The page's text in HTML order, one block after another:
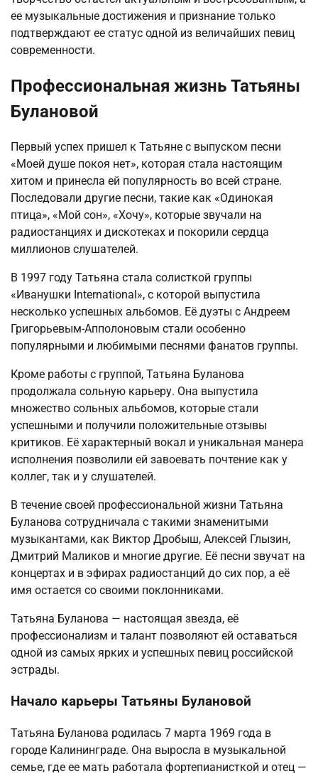
ее музыкальные достижения и признание только
подтверждают ее статус одной из величайших певиц
современности.
Профессиональная жизнь Татьяны
Булановой
Первый успех пришел к Татьяне с выпуском песни
«Моей душе покоя нет», которая стала настоящим
хитом и принесла ей популярность во всей стране.
Последовали другие песни, такие как «Одинокая
птица», «Мой сон», «Хочу», которые звучали на
радиостанциях и дискотеках и покорили сердца
миллионов слушателей.
В 1997 году Татьяна стала солисткой группы
«Иванушки International», с которой выпустила
несколько успешных альбомов. Её дуэты с Андреем
Григорьевым-Апполоновым стали особенно
популярными и любимыми песнями фанатов группы.
Кроме работы с группой, Татьяна Буланова
продолжала сольную карьеру. Она выпустила
множество сольных альбомов, которые стали
успешными и получили положительные отзывы
критиков. Её характерный вокал и уникальная манера
исполнения позволили ей завоевать почтение как у
коллег, так и у слушателей.
В течение своей профессиональной жизни Татьяна
Буланова сотрудничала с такими знаменитыми
музыкантами, как Виктор Дробыш, Алексей Глызин,
Дмитрий Маликов и многие другие. Её песни звучат на
концертах и в эфирах радиостанций до сих пор, а её
имя остается со своими поклонниками.
Татьяна Буланова — настоящая звезда, её
профессионализм и талант позволяют ей оставаться
одной из самых ярких и успешных певиц российской
эстрады.
Начало карьеры Татьяны Булановой
Татьяна Буланова родилась 7 марта 1969 года в
городе Калининграде. Она выросла в музыкальной
семье, где ее мать работала фортепианисткой и отец —